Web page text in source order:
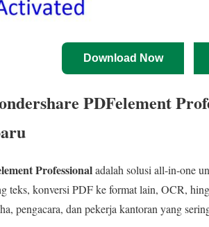
Download Now
PDFelement
Professionaladalah solusi all-in-one
teks, konversi PDF ke format lain, OCR,
pengacara, dan pekerja kantoran yang